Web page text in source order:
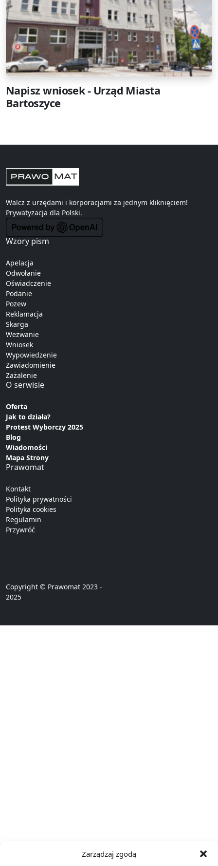
Zarządzaj zgodą
Napisz wniosek - Urząd Miasta
Bartoszyce
Walcz z urzędami i korporacjami za jednym kliknięciem!
Prywatyzacja dla Polski.
Wzory pism
Apelacja
Odwołanie
Oświadczenie
Podanie
Pozew
Reklamacja
Skarga
Wezwanie
Wniosek
Wypowiedzenie
Zawiadomienie
Zażalenie
O serwisie
Oferta
Jak to działa?
Protest Wyborczy 2025
Blog
Wiadomości
Mapa Strony
Prawomat
Kontakt
Polityka prywatności
Polityka cookies
Regulamin
Przywróć
Copyright © Prawomat 2023 -
2025